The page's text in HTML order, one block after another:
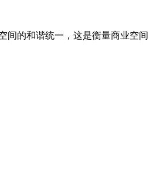
间的和谐统一，这是衡量商业空间